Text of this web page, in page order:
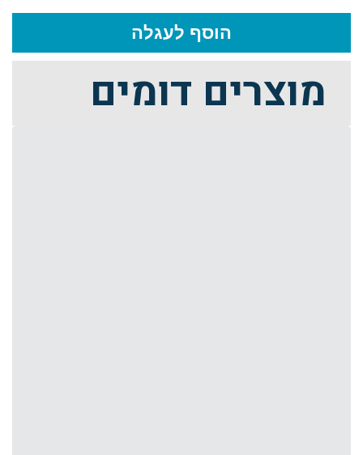
הוסף לעגלה
מוצרים דומים